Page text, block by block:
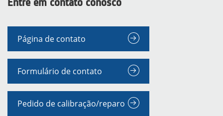
Entre em contato conosco
Página de contato
Formulário de contato
Pedido de calibração/reparo